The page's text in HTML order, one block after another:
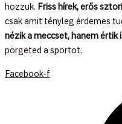
hozzuk. Friss hírek, erős
csak amit tényleg érdemes
nézik a meccset, hanem értik
pörgeted a sportot.
Facebook-f